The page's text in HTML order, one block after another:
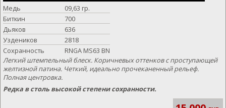
Медь
09,63 гр.
Биткин
700
Дьяков
636
Уздеников
2818
Сохранность
RNGA MS63 BN
Легкий штемпельный блеск. Коричневых оттенков с проступающей
желтизной патина. Четкий, идеально прочеканенный рельеф.
Полная центровка.
Редка в столь высокой степени сохранности.